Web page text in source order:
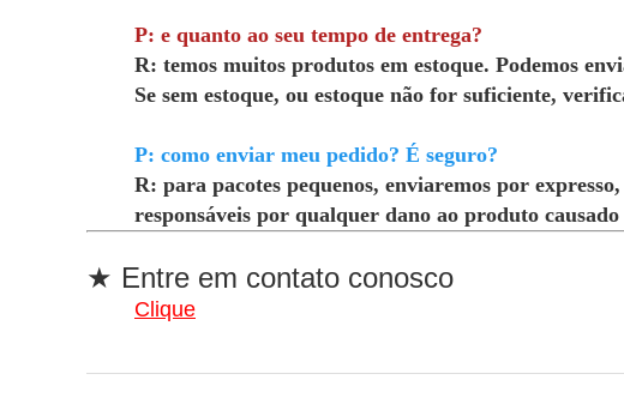
P: e quanto ao seu tempo de entrega?
R: temos muitos produtos em estoque. Podemos
Se sem estoque, ou estoque não for suficiente,
P: como enviar meu pedido? É seguro?
R: para pacotes pequenos, enviaremos por
responsáveis por qualquer dano ao produto
★ Entre em contato conosco
Clique